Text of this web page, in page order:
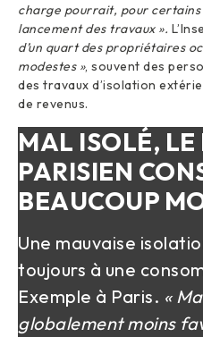
charge pourrait, pour
lancement des travaux ».
d’un quart des propriétaires
modestes », souvent des
des travaux d’isolation
de revenus.
MAL ISOLÉ,
PARISIEN
BEAUCOUP
Une mauvaise
toujours à une
Exemple à Paris. «
globalement moins